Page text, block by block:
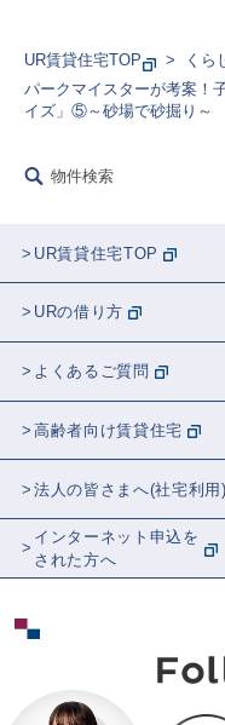
UR賃貸住宅TOP くら
パークマイスターが考案！
イズ」⑤～砂場で砂掘り～
物件検索
UR賃貸住宅TOP
URの借り方
よくあるご質問
高齢者向け賃貸住宅
法人の皆さまへ(社宅利用)
インターネット申込を
された方へ